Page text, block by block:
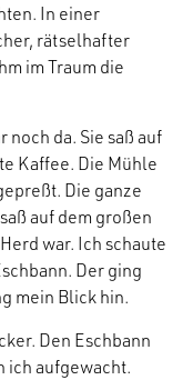
In einer
rätselhafter
im Traum die
noch da. Sie saß auf
Kaffee. Die Mühle
Die ganze
auf dem großen
war. Ich schaute
Der ging
mein Blick hin.
Den Eschbann
ich aufgewacht.